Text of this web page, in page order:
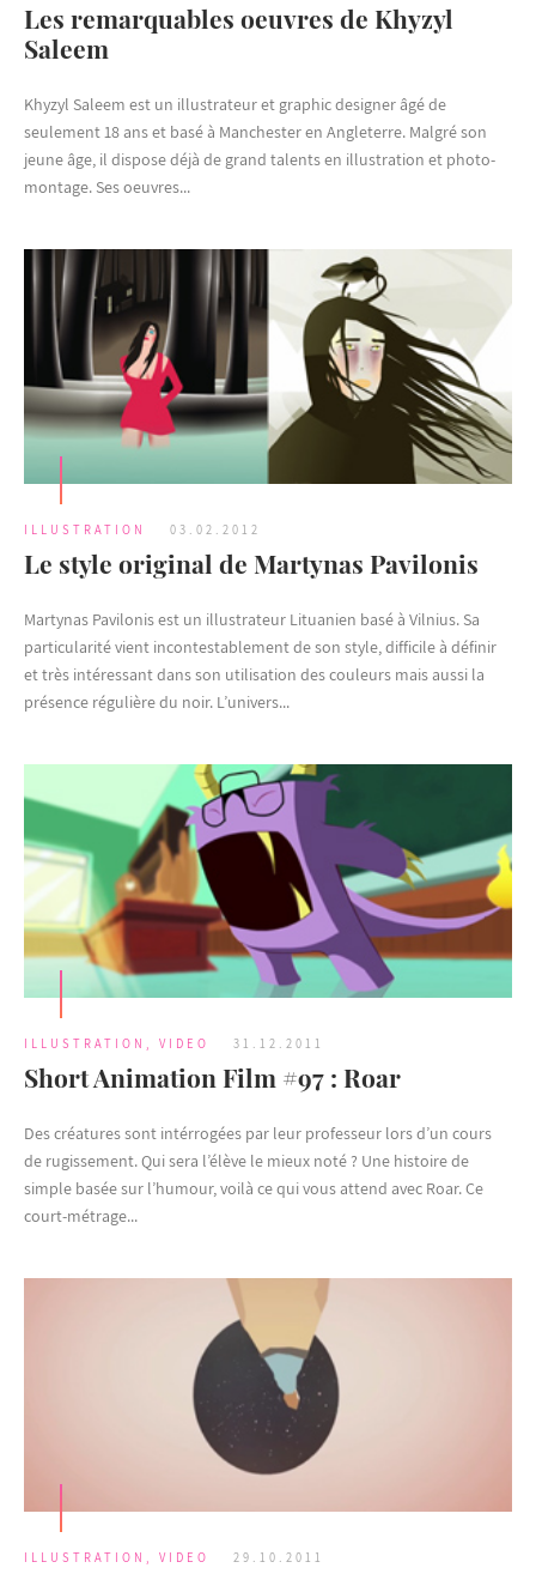
Les remarquables oeuvres de Khyzyl
Saleem
Khyzyl Saleem est un illustrateur et graphic designer âgé de
seulement 18 ans et basé à Manchester en Angleterre. Malgré son
jeune âge, il dispose déjà de grand talents en illustration et photo-
montage. Ses oeuvres...
ILLUSTRATION 03.02.2012
Le style original de Martynas Pavilonis
Martynas Pavilonis est un illustrateur Lituanien basé à Vilnius. Sa
particularité vient incontestablement de son style, difficile à définir
et très intéressant dans son utilisation des couleurs mais aussi la
présence régulière du noir. L’univers...
ILLUSTRATION VIDEO 31.12.2011
Short Animation Film #97 : Roar
Des créatures sont intérrogées par leur professeur lors d’un cours
de rugissement. Qui sera l’élève le mieux noté ? Une histoire de
simple basée sur l’humour, voilà ce qui vous attend avec Roar. Ce
court-métrage...
ILLUSTRATION VIDEO 29.10.2011